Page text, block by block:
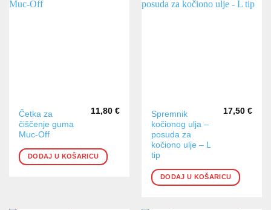
Četka za
čiščenje guma
Muc-Off
11,80 €
DODAJ U KOŠARICU
Spremnik
kočionog ulja –
posuda za
kočiono ulje – L
tip
17,50 €
DODAJ U KOŠARICU